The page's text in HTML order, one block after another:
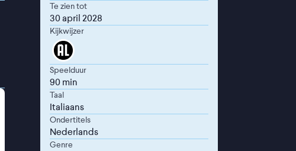
Te zien tot
30 april 2028
Kijkwijzer
Speelduur
90 min
Taal
Italiaans
Ondertitels
Nederlands
Genre